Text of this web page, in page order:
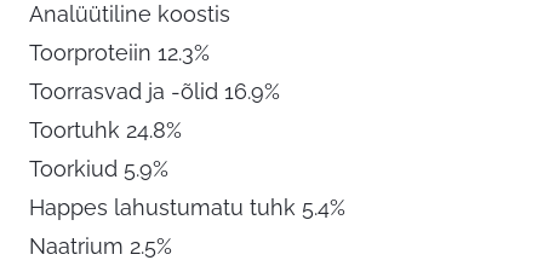
Analüütiline koostis
Toorproteiin 12.3%
Toorrasvad ja -õlid 16.9%
Toortuhk 24.8%
Toorkiud 5.9%
Happes lahustumatu tuhk 5.4%
Naatrium 2.5%